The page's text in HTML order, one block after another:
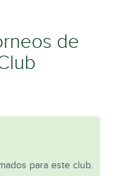
de
para este club.